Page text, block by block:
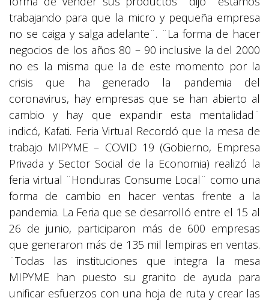
trabajando para que la micro y pequeña empresa
no se caiga y salga adelante¨. ¨La forma de hacer
negocios de los años 80 – 90 inclusive la del 2000
no es la misma que la de este momento por la
crisis que ha generado la pandemia del
coronavirus, hay empresas que se han abierto al
cambio y hay que expandir esta mentalidad¨
indicó, Kafati. Feria Virtual Recordó que la mesa de
trabajo MIPYME – COVID 19 (Gobierno, Empresa
Privada y Sector Social de la Economia) realizó la
feria virtual ¨Honduras Consume Local¨ como una
forma de cambio en hacer ventas frente a la
pandemia. La Feria que se desarrolló entre el 15 al
26 de junio, participaron más de 600 empresas
que generaron más de 135 mil lempiras en ventas.
¨Todas las instituciones que integra la mesa
MIPYME han puesto su granito de ayuda para
unificar esfuerzos con una hoja de ruta y crear las